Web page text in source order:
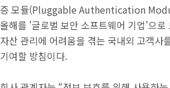
증 모듈(Pluggable Authentication
올해를 '글로벌 보안 소프트웨어 기업'으
자산 관리에 어려움을 겪는 국내외 고객사
기여할 방침이다.